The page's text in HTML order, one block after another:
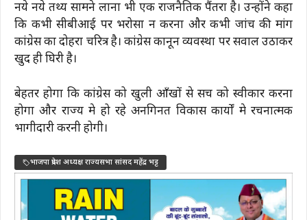
नये नये तथ्य सामने लाना भी एक राजनैतिक पैंतरा है। उन्होंने कहा
कि कभी सीबीआई पर भरोसा न करना और कभी जांच की मांग
कांग्रेस का दोहरा चरित्र है। कांग्रेस कानून व्यवस्था पर सवाल उठाकर
खुद ही घिरी है।
बेहतर होगा कि कांग्रेस को खुली आँखों से सच को स्वीकार करना
होगा और राज्य मे हो रहे अनगिनत विकास कार्यों मे रचनात्मक
भागीदारी करनी होगी।
भाजपा प्रदेश अध्यक्ष राज्यसभा सांसद महेंद्र भट्ट